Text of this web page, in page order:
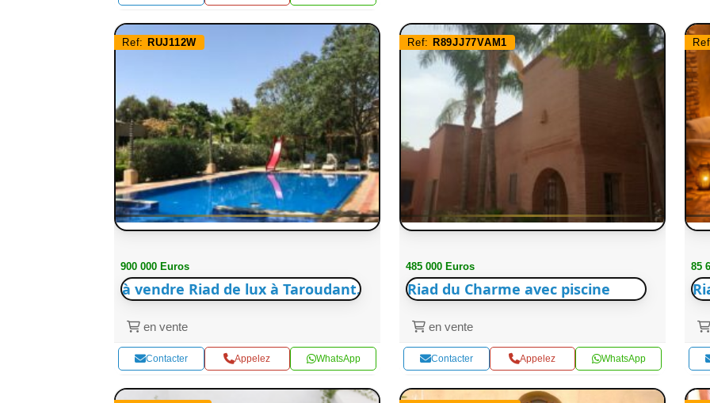
Ref: RUJ112W
900 000 Euros
à vendre Riad de lux à Taroudant.
en vente
Contacter Appelez WhatsApp
Ref: R89JJ77VAM1
485 000 Euros
Riad du Charme avec piscine
en vente
Contacter Appelez WhatsApp
85